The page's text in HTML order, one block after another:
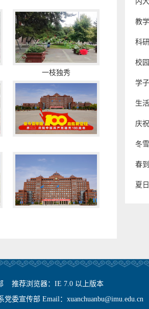
一枝独秀
教
科
校
学
生
庆
冬
春
夏
推荐浏览器：IE 7.0 以上版本
委宣传部 Email：xuanchuanbu@imu.edu.cn